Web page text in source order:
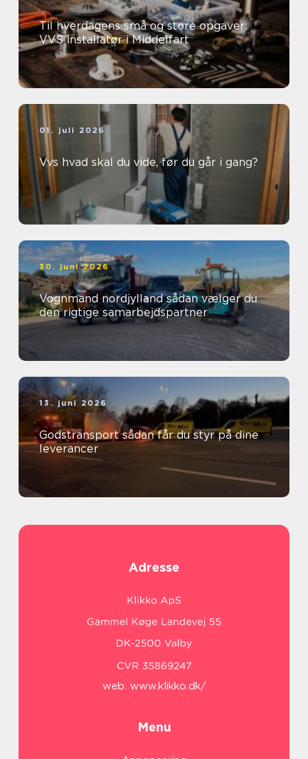
Til hverdagens små og store opgaver:
VVS installatør i Middelfart
01. juli 2026
Vvs hvad skal du vide, før du går i gang?
30. juni 2026
Vognmand nordjylland sådan vælger du
den rigtige samarbejdspartner
13. juni 2026
Godstransport sådan får du styr på dine
leverancer
Adresse
web: www.klikko.dk/
Menu